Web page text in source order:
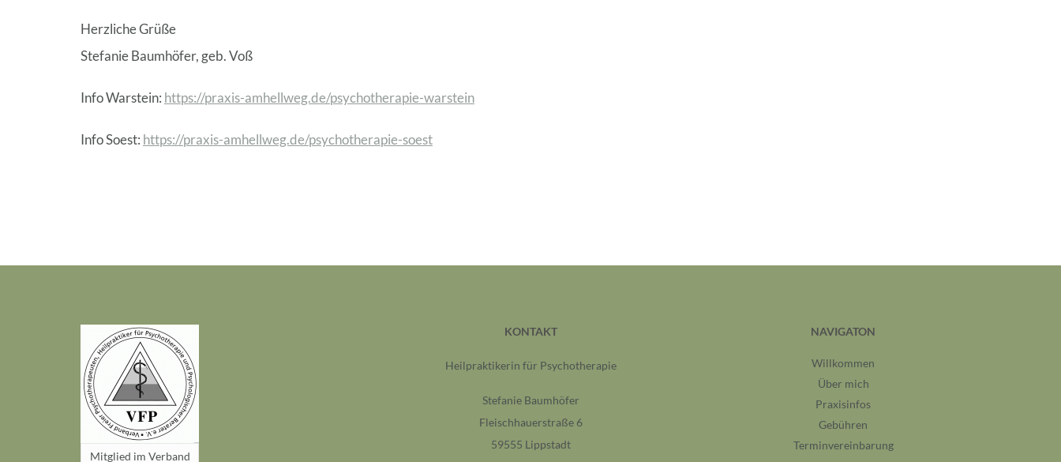
Herzliche Grüße
Stefanie Baumhöfer, geb. Voß
Info Warstein: https://praxis-amhellweg.de/psychotherapie-warstein
Info Soest: https://praxis-amhellweg.de/psychotherapie-soest
Mitglied im Verband
KONTAKT
Heilpraktikerin für Psychotherapie
Stefanie Baumhöfer
Fleischhauerstraße 6
59555 Lippstadt
NAVIGATON
Willkommen
Über mich
Praxisinfos
Gebühren
Terminvereinbarung